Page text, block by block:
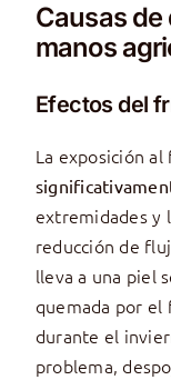
Causas
manos
Efectos del
La exposición
extremidades y
reducción de
lleva a una piel
quemada por el
durante el
problema,